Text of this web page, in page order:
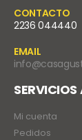
CONTACTO
2236 044440
EMAIL
SERVICIOS
Mi cuenta
Pedidos